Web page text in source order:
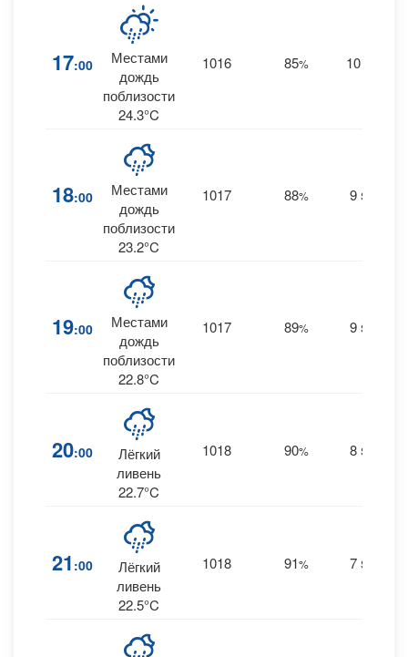
17:00
Местами
дождь
поблизости
24.3°C
1016 85% 10
18:00
Местами
дождь
поблизости
23.2°C
1017 88% 9 SE
19:00
Местами
дождь
поблизости
22.8°C
1017 89% 9 SE
20:00
Лёгкий
ливень
22.7°C
1018 90% 8 SE
21 :00
Лёгкий
ливень
22.5°C
1018 91% 7 SE